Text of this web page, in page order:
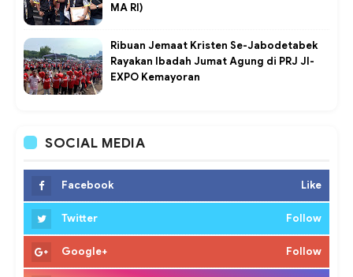
MA RI)
Ribuan Jemaat Kristen Se-Jabodetabek
Rayakan Ibadah Jumat Agung di PRJ JI-
EXPO Kemayoran
SOCIAL MEDIA
Facebook Like
Twitter Follow
Google+ Follow